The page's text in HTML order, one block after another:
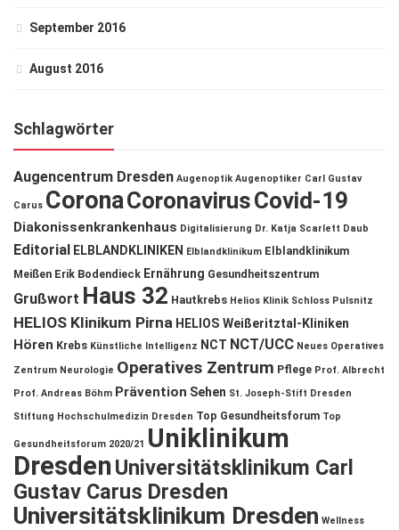
September 2016
August 2016
Schlagwörter
Augencentrum Dresden Augenoptik Augenoptiker Carl Gustav
Carus CoronaCoronavirusCovid-19
Diakonissenkrankenhaus Digitalisierung Dr. Katja Scarlett Daub
Editorial ELBLANDKLINIKEN Elblandklinikum Elblandklinikum
Meißen Erik Bodendieck Ernährung Gesundheitszentrum
Grußwort Haus 32 Hautkrebs Helios Klinik Schloss Pulsnitz
HELIOS Klinikum Pirna HELIOS Weißeritztal-Kliniken
Hören Krebs Künstliche Intelligenz NCT NCT/UCC Neues Operatives
Zentrum Neurologie Operatives Zentrum Pflege Prof. Albrecht
Prof. Andreas Böhm Prävention Sehen St. Joseph-Stift Dresden
Stiftung Hochschulmedizin Dresden Top Gesundheitsforum Top
Gesundheitsforum 2020/21 Uniklinikum
DresdenUniversitätsklinikum Carl
Gustav Carus Dresden
Universitätsklinikum Dresden Wellness